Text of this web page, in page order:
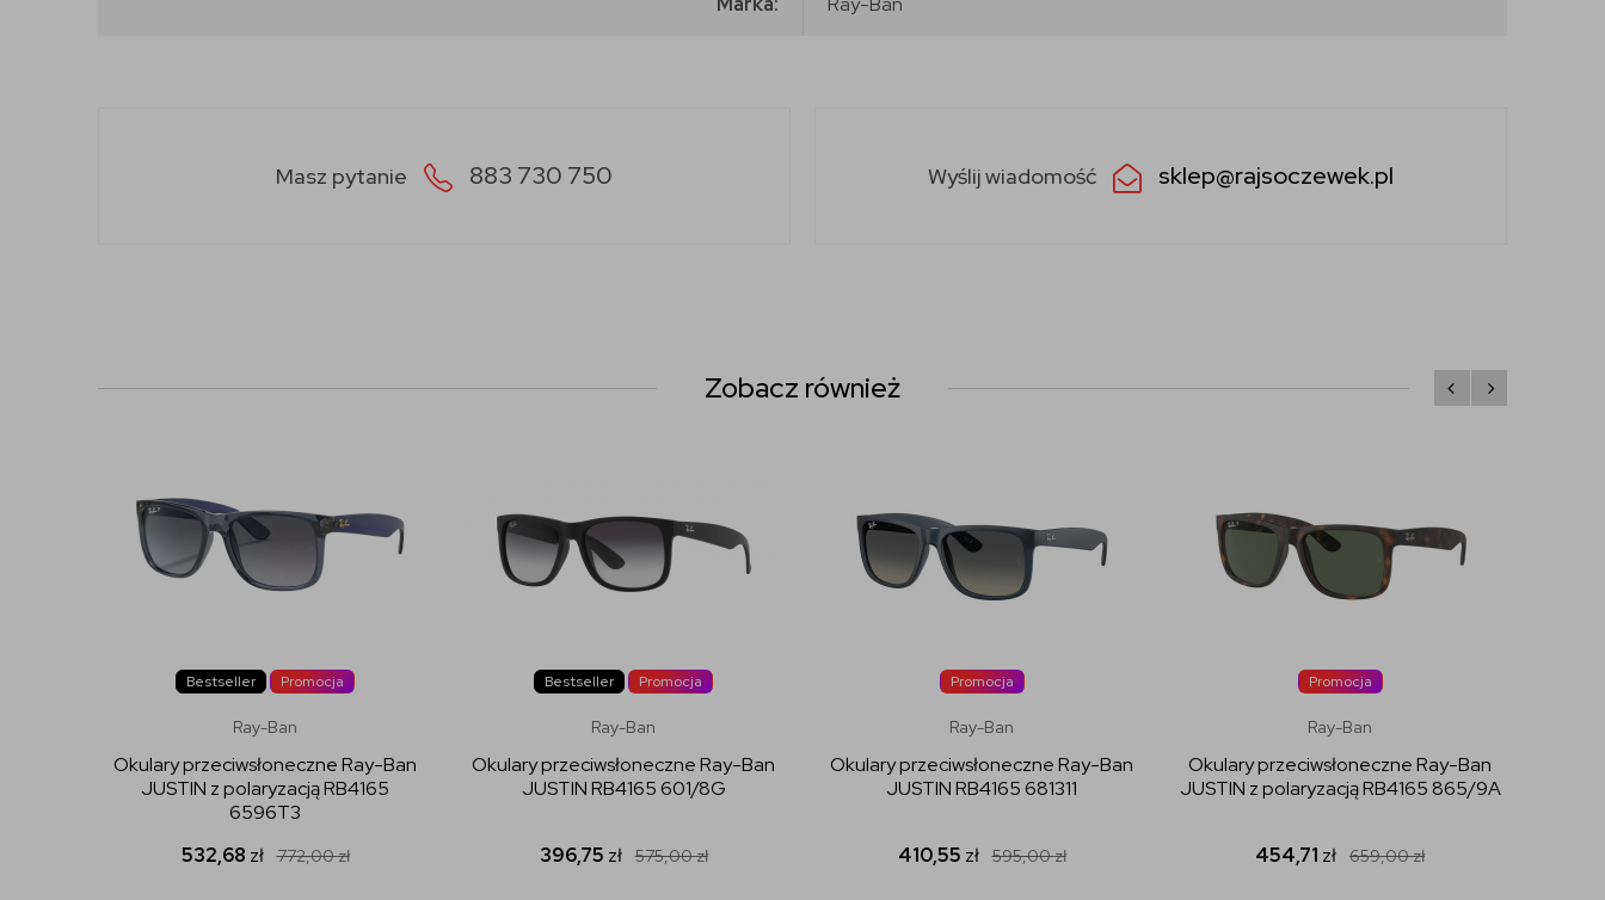
Masz pytanie 883 730 750 Wyślij wiadomość sklep@rajsoczewek.pl
Zobacz również
Bestseller Promocja
Ray-Ban
Okulary przeciwsłoneczne Ray-Ban
JUSTIN z polaryzacją RB4165
6596T3
532,68 zł 772,00zł
Bestseller Promocja
Ray-Ban
Okulary przeciwsłoneczne Ray-Ban
JUSTIN RB4165 601/8G
396,75 zł 575,00zł
Promocja
Ray-Ban
Okulary przeciwsłoneczne Ray-Ban
JUSTIN RB4165 681311
410,55 zł 595,00zł
Promocja
Ray-Ban
Okulary przeciwsłoneczne Ray-Ban
JUSTIN z polaryzacją RB4165 865/9A
454,71 zł 659,00zł